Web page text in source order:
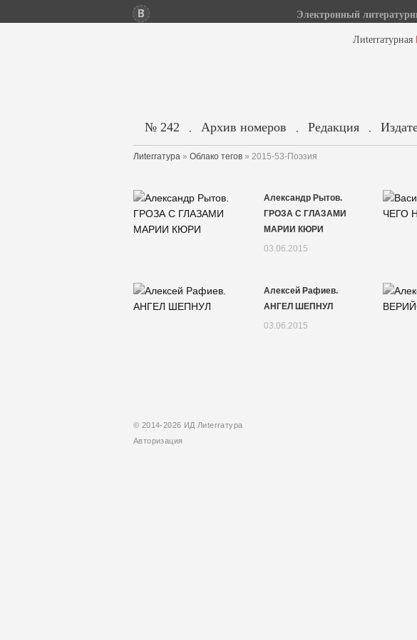
Электронный
Лиterraтурная
№ 242 . Архив номеров . Редакция .
Лиterraтура » Облако тегов » 2015-53-Поэзия
Александр Рытов.
ГРОЗА С ГЛАЗАМИ
МАРИИ КЮРИ
03.06.2015
Алексей Рафиев.
АНГЕЛ ШЕПНУЛ
03.06.2015
© 2014-2026 ИД Лиterraтура
Авторизация